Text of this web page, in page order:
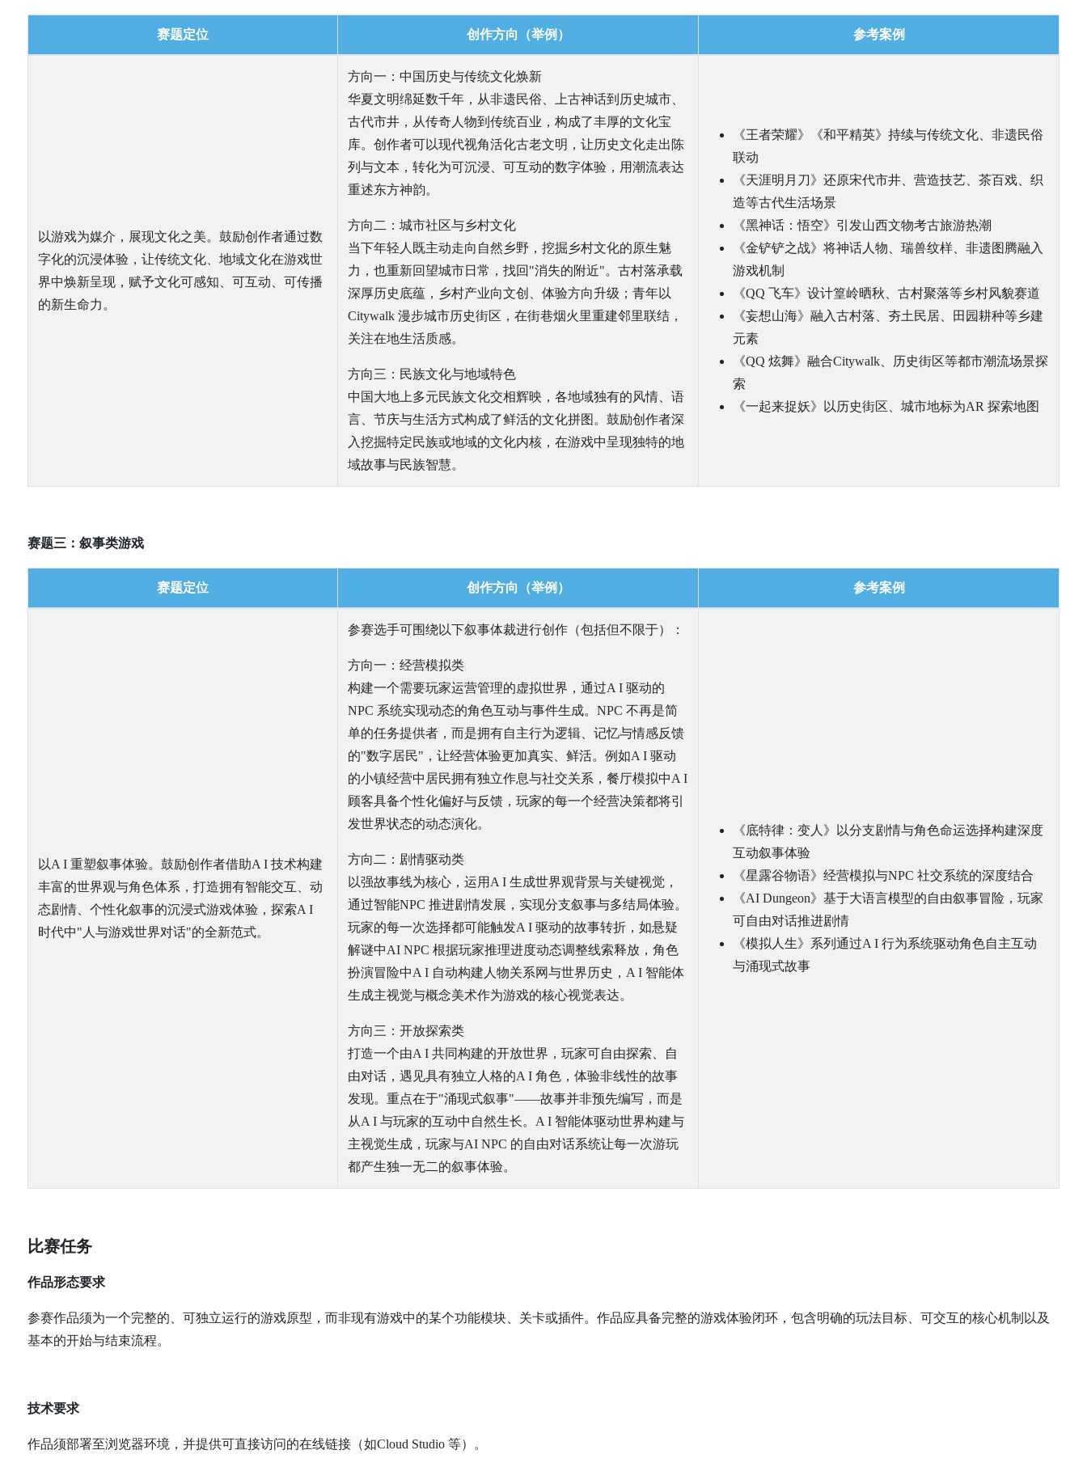
赛题定位 创作方向（举例） 参考案例
以游戏为媒介，展现文化之美。鼓励创作者通过数
字化的沉浸体验，让传统文化、地域文化在游戏世
界中焕新呈现，赋予文化可感知、可互动、可传播
的新生命力。
方向一：中国历史与传统文化焕新
华夏文明绵延数千年，从非遗民俗、上古神话到历史城市、
古代市井，从传奇人物到传统百业，构成了丰厚的文化宝
库。创作者可以现代视角活化古老文明，让历史文化走出陈
列与文本，转化为可沉浸、可互动的数字体验，用潮流表达
重述东方神韵。
方向二：城市社区与乡村文化
当下年轻人既主动走向自然乡野，挖掘乡村文化的原生魅
力，也重新回望城市日常，找回"消失的附近"。古村落承载
深厚历史底蕴，乡村产业向文创、体验方向升级；青年以
Citywalk 漫步城市历史街区，在街巷烟火里重建邻里联结，
关注在地生活质感。
方向三：民族文化与地域特色
中国大地上多元民族文化交相辉映，各地域独有的风情、语
言、节庆与生活方式构成了鲜活的文化拼图。鼓励创作者深
入挖掘特定民族或地域的文化内核，在游戏中呈现独特的地
域故事与民族智慧。
《王者荣耀》《和平精英》持续与传统文化、非遗民俗
联动
《天涯明月刀》还原宋代市井、营造技艺、茶百戏、织
造等古代生活场景
《黑神话：悟空》引发山西文物考古旅游热潮
《金铲铲之战》将神话人物、瑞兽纹样、非遗图腾融入
游戏机制
《QQ 飞车》设计篁岭晒秋、古村聚落等乡村风貌赛道
《妄想山海》融入古村落、夯土民居、田园耕种等乡建
元素
《QQ 炫舞》融合Citywalk、历史街区等都市潮流场景探
索
《一起来捉妖》以历史街区、城市地标为AR 探索地图
赛题三：叙事类游戏
赛题定位 创作方向（举例） 参考案例
以A I 重塑叙事体验。鼓励创作者借助A I 技术构建
丰富的世界观与角色体系，打造拥有智能交互、动
态剧情、个性化叙事的沉浸式游戏体验，探索A I
时代中"人与游戏世界对话"的全新范式。
参赛选手可围绕以下叙事体裁进行创作（包括但不限于）：
方向一：经营模拟类
构建一个需要玩家运营管理的虚拟世界，通过A I 驱动的
NPC 系统实现动态的角色互动与事件生成。NPC 不再是简
单的任务提供者，而是拥有自主行为逻辑、记忆与情感反馈
的"数字居民"，让经营体验更加真实、鲜活。例如A I 驱动
的小镇经营中居民拥有独立作息与社交关系，餐厅模拟中A I
顾客具备个性化偏好与反馈，玩家的每一个经营决策都将引
发世界状态的动态演化。
方向二：剧情驱动类
以强故事线为核心，运用A I 生成世界观背景与关键视觉，
通过智能NPC 推进剧情发展，实现分支叙事与多结局体验。
玩家的每一次选择都可能触发A I 驱动的故事转折，如悬疑
解谜中AI NPC 根据玩家推理进度动态调整线索释放，角色
扮演冒险中A I 自动构建人物关系网与世界历史，A I 智能体
生成主视觉与概念美术作为游戏的核心视觉表达。
方向三：开放探索类
打造一个由A I 共同构建的开放世界，玩家可自由探索、自
由对话，遇见具有独立人格的A I 角色，体验非线性的故事
发现。重点在于"涌现式叙事"——故事并非预先编写，而是
从A I 与玩家的互动中自然生长。A I 智能体驱动世界构建与
主视觉生成，玩家与AI NPC 的自由对话系统让每一次游玩
都产生独一无二的叙事体验。
《底特律：变人》以分支剧情与角色命运选择构建深度
互动叙事体验
《星露谷物语》经营模拟与NPC 社交系统的深度结合
《AI Dungeon》基于大语言模型的自由叙事冒险，玩家
可自由对话推进剧情
《模拟人生》系列通过A I 行为系统驱动角色自主互动
与涌现式故事
比赛任务
作品形态要求
参赛作品须为一个完整的、可独立运行的游戏原型，而非现有游戏中的某个功能模块、关卡或插件。作品应具备完整的游戏体验闭环，包含明确的玩法目标、可交互的核心机制以及
基本的开始与结束流程。
技术要求
作品须部署至浏览器环境，并提供可直接访问的在线链接（如Cloud Studio 等）。